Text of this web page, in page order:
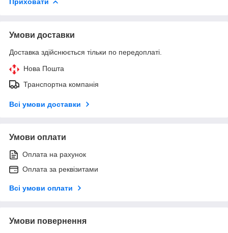
Умови доставки
Доставка здійснюється тільки по передоплаті.
Нова Пошта
Транспортна компанія
Всі умови доставки
Умови оплати
Оплата на рахунок
Оплата за реквізитами
Всі умови оплати
Умови повернення